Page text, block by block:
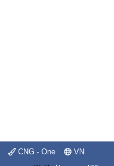
CNG - One VN